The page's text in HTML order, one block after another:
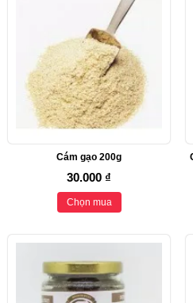
Cám gạo 200g
30.000 ₫
Chọn mua